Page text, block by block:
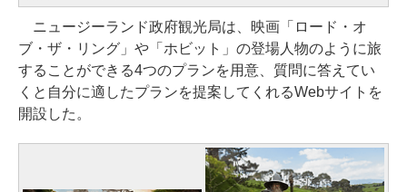
ニュージーランド政府観光局は、映画「ロード・オ
ブ・ザ・リング」や「ホビット」の登場人物のように旅
することができる4つのプランを用意、質問に答えてい
くと自分に適したプランを提案してくれるWebサイトを
開設した。